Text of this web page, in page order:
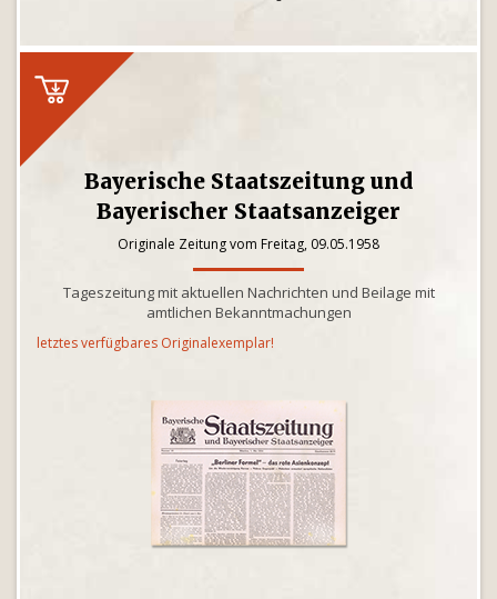
Bayerische Staatszeitung und
Bayerischer Staatsanzeiger
Originale Zeitung vom Freitag, 09.05.1958
Tageszeitung mit aktuellen Nachrichten und Beilage mit
amtlichen Bekanntmachungen
letztes verfügbares Originalexemplar!